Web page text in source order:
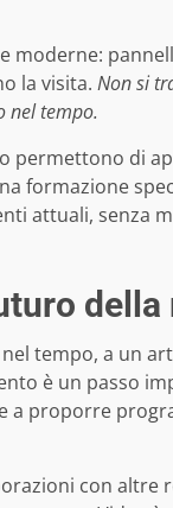
moderne:
la visita. Non si
nel tempo.
permettono di
formazione
attuali, senza
tempo, a un
è un passo
proporre
con